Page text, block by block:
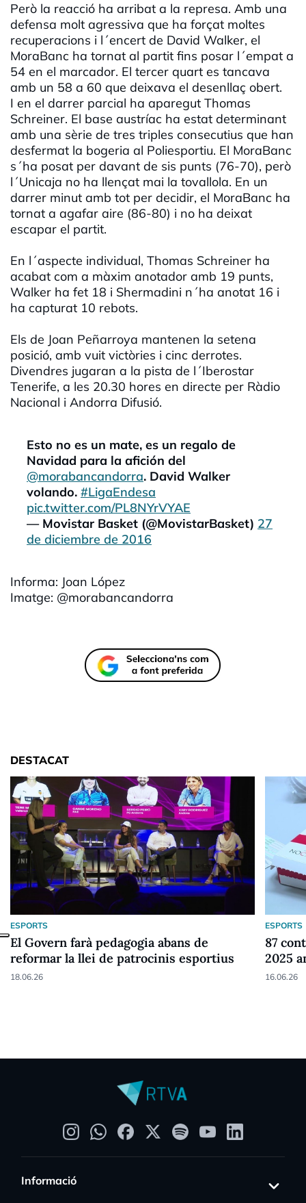
Però la reacció ha arribat a la represa. Amb una
defensa molt agressiva que ha forçat moltes
recuperacions i l´encert de David Walker, el
MoraBanc ha tornat al partit fins posar l´empat a
54 en el marcador. El tercer quart es tancava
amb un 58 a 60 que deixava el desenllaç obert.
I en el darrer parcial ha aparegut Thomas
Schreiner. El base austríac ha estat determinant
amb una sèrie de tres triples consecutius que han
desfermat la bogeria al Poliesportiu. El MoraBanc
s´ha posat per davant de sis punts (76-70), però
l´Unicaja no ha llençat mai la tovallola. En un
darrer minut amb tot per decidir, el MoraBanc ha
tornat a agafar aire (86-80) i no ha deixat
escapar el partit.
En l´aspecte individual, Thomas Schreiner ha
acabat com a màxim anotador amb 19 punts,
Walker ha fet 18 i Shermadini n´ha anotat 16 i
ha capturat 10 rebots.
Els de Joan Peñarroya mantenen la setena
posició, amb vuit victòries i cinc derrotes.
Divendres jugaran a la pista de l´Iberostar
Tenerife, a les 20.30 hores en directe per Ràdio
Nacional i Andorra Difusió.
Esto no es un mate, es un regalo de
Navidad para la afición del
@morabancandorra. David Walker
volando. #LigaEndesa
pic.twitter.com/PL8NYrVYAE
— Movistar Basket (@MovistarBasket) 27
de diciembre de 2016
Informa: Joan López
Imatge: @morabancandorra
DESTACAT
ESPORTS
El Govern farà pedagogia abans de
reformar la llei de patrocinis esportius
18.06.26
ESPORTS
87
2025
16.06.26
Informació